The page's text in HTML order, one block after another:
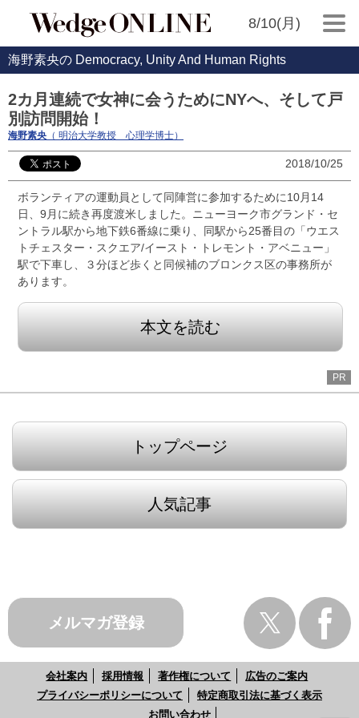
8/10(月)
海野素央の Democracy, Unity And Human Rights
2カ月連続で女神に会うためにNYへ、そして戸
別訪問開始！
海野素央 （ 明治大学教授 心理学博士）
2018/10/25
ボランティアの運動員として同陣営に参加するために10月14
日、9月に続き再度渡米しました。ニューヨーク市グランド・セ
ントラル駅から地下鉄6番線に乗り、同駅から25番目の「ウエス
トチェスター・スクエア/イースト・トレモント・アベニュー」
駅で下車し、３分ほど歩くと同候補のブロンクス区の事務所が
あります。
本文を読む
PR
トップページ
人気記事
メルマガ登録
会社案内 採用情報 著作権について
広告のご案内
プライバシーポリシーについて
特定商取引法に基づく表示
お問い合わせ